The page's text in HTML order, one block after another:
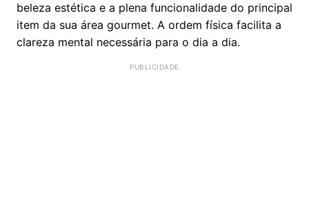
beleza estética e a plena funcionalidade do principal
item da sua área gourmet. A ordem física facilita a
clareza mental necessária para o dia a dia.